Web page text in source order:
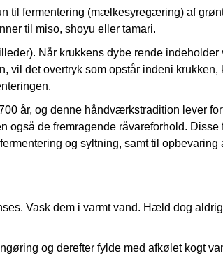
til fermentering (mælkesyregæring) af
til miso, shoyu eller tamari.
Når krukkens dybe rende indeholder
det overtryk som opstår indeni
år, og denne håndværkstradition lever
også de fremragende råvareforhold.
og syltning, samt til opbevaring
Vask dem i varmt vand. Hæld dog
og derefter fylde med afkølet kogt